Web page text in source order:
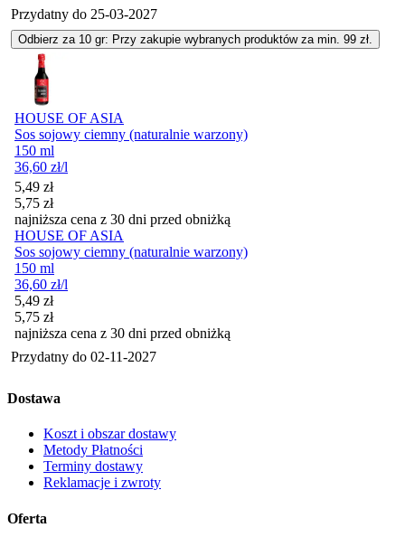
Przydatny do 25-03-2027
Odbierz za 10 gr: Przy zakupie wybranych produktów za min. 99 zł.
HOUSE OF ASIA
Sos sojowy ciemny (naturalnie warzony)
150 ml
36,60 zł/l
Cena promocyjna
5,49 zł
5,75 zł
najniższa cena z 30 dni przed obniżką
HOUSE OF ASIA
Sos sojowy ciemny (naturalnie warzony)
150 ml
36,60 zł/l
Cena promocyjna
5,49 zł
5,75 zł
najniższa cena z 30 dni przed obniżką
Przydatny do 02-11-2027
Dostawa
Koszt i obszar dostawy
Metody Płatności
Terminy dostawy
Reklamacje i zwroty
Oferta